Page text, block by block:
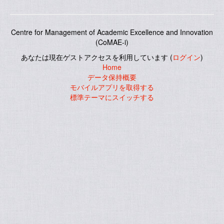
Centre for Management of Academic Excellence and Innovation
(CoMAE-i)
あなたは現在ゲストアクセスを利用しています (ログイン)
Home
データ保持概要
モバイルアプリを取得する
標準テーマにスイッチする